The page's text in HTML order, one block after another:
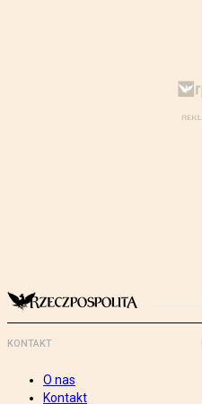
KONTAKT
O nas
Kontakt